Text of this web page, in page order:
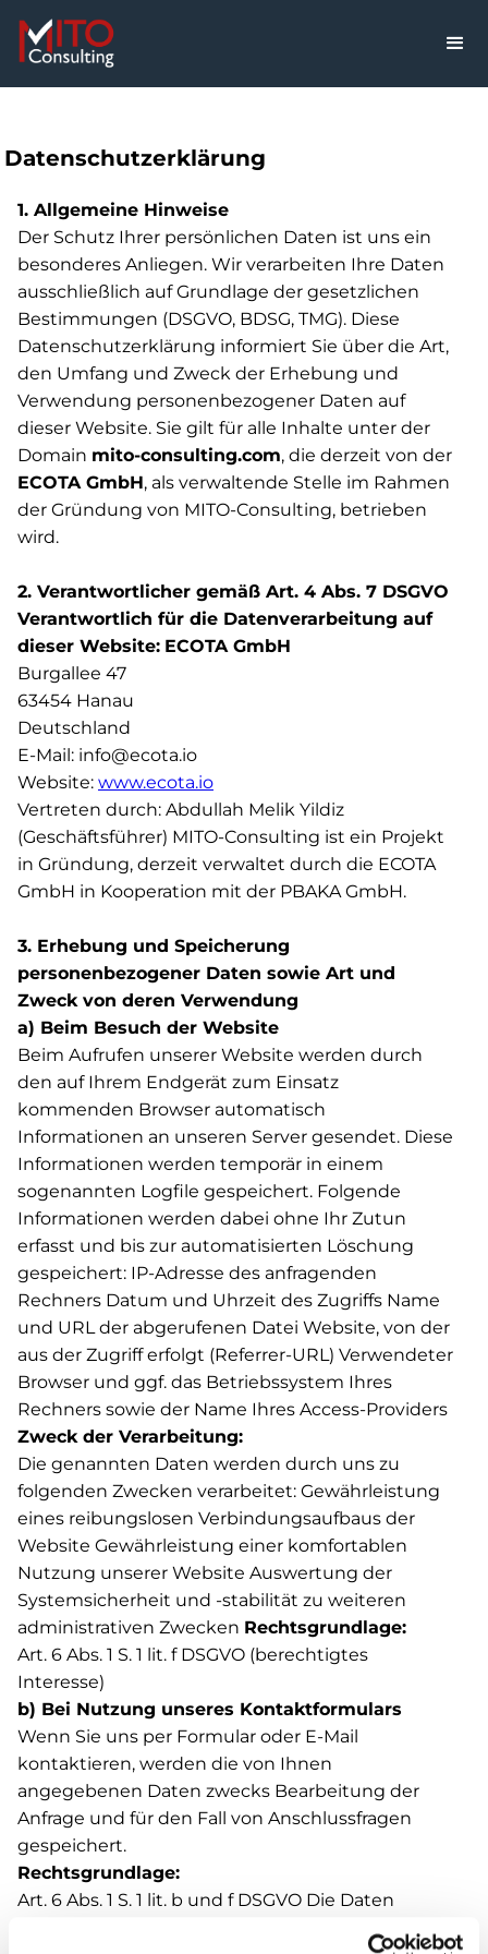
Datenschutzerklärung
1. Allgemeine Hinweise
Der Schutz Ihrer persönlichen Daten ist uns ein
besonderes Anliegen. Wir verarbeiten Ihre Daten
ausschließlich auf Grundlage der gesetzlichen
Bestimmungen (DSGVO, BDSG, TMG). Diese
Datenschutzerklärung informiert Sie über die Art,
den Umfang und Zweck der Erhebung und
Verwendung personenbezogener Daten auf
dieser Website. Sie gilt für alle Inhalte unter der
Domain mito-consulting.com, die derzeit von der
ECOTA GmbH, als verwaltende Stelle im Rahmen
der Gründung von MITO-Consulting, betrieben
wird.
2. Verantwortlicher gemäß Art. 4 Abs. 7 DSGVO
Verantwortlich für die Datenverarbeitung auf
dieser Website: ECOTA GmbH
Burgallee 47
63454 Hanau
Deutschland
E-Mail: info@ecota.io
Website: www.ecota.io
Vertreten durch: Abdullah Melik Yildiz
(Geschäftsführer) MITO-Consulting ist ein Projekt
in Gründung, derzeit verwaltet durch die ECOTA
GmbH in Kooperation mit der PBAKA GmbH.
3. Erhebung und Speicherung
personenbezogener Daten sowie Art und
Zweck von deren Verwendung
a) Beim Besuch der Website
Beim Aufrufen unserer Website werden durch
den auf Ihrem Endgerät zum Einsatz
kommenden Browser automatisch
Informationen an unseren Server gesendet. Diese
Informationen werden temporär in einem
sogenannten Logfile gespeichert. Folgende
Informationen werden dabei ohne Ihr Zutun
erfasst und bis zur automatisierten Löschung
gespeichert: IP-Adresse des anfragenden
Rechners Datum und Uhrzeit des Zugriffs Name
und URL der abgerufenen Datei Website, von der
aus der Zugriff erfolgt (Referrer-URL) Verwendeter
Browser und ggf. das Betriebssystem Ihres
Rechners sowie der Name Ihres Access-Providers
Zweck der Verarbeitung:
Die genannten Daten werden durch uns zu
folgenden Zwecken verarbeitet: Gewährleistung
eines reibungslosen Verbindungsaufbaus der
Website Gewährleistung einer komfortablen
Nutzung unserer Website Auswertung der
Systemsicherheit und -stabilität zu weiteren
administrativen Zwecken Rechtsgrundlage:
Art. 6 Abs. 1 S. 1 lit. f DSGVO (berechtigtes
Interesse)
b) Bei Nutzung unseres Kontaktformulars
Wenn Sie uns per Formular oder E-Mail
kontaktieren, werden die von Ihnen
angegebenen Daten zwecks Bearbeitung der
Anfrage und für den Fall von Anschlussfragen
gespeichert.
Rechtsgrundlage:
Art. 6 Abs. 1 S. 1 lit. b und f DSGVO Die Daten